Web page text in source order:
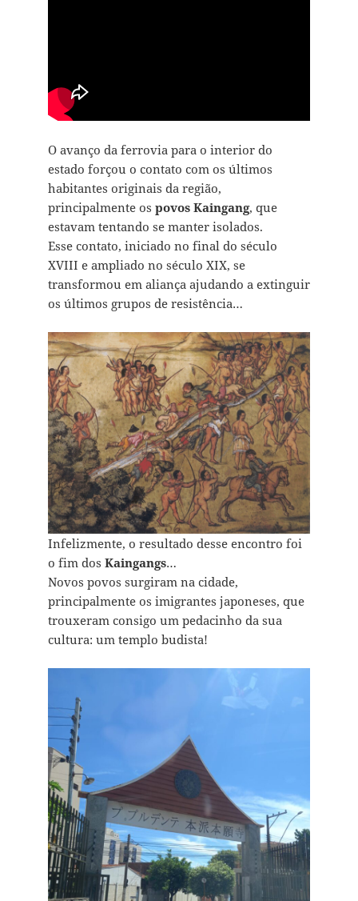
O avanço da ferrovia para o interior do
estado forçou o contato com os últimos
habitantes originais da região,
principalmente os povos Kaingang, que
estavam tentando se manter isolados.
Esse contato, iniciado no final do século
XVIII e ampliado no século XIX, se
transformou em aliança ajudando a extinguir
os últimos grupos de resistência…
Infelizmente, o resultado desse encontro foi
o fim dos Kaingangs…
Novos povos surgiram na cidade,
principalmente os imigrantes japoneses, que
trouxeram consigo um pedacinho da sua
cultura: um templo budista!